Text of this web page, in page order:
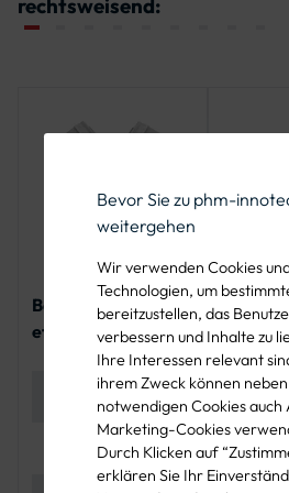
Bevor Sie zu phm-
weitergehen
Wir verwenden Cookies
Technologien, um
bereitzustellen, das
verbessern und Inhalte zu
Ihre Interessen relevant
ihrem Zweck können
notwendigen Cookies auch
Marketing-Cookies
Durch Klicken auf
erklären Sie Ihr
Bandbefestigungss
et für ein Alform-
Edelstahl
(feuerverzinkt)
ANWENDUNG
Befestigung von 1
Alform-
8er-
zur
zwei
MATERIAL